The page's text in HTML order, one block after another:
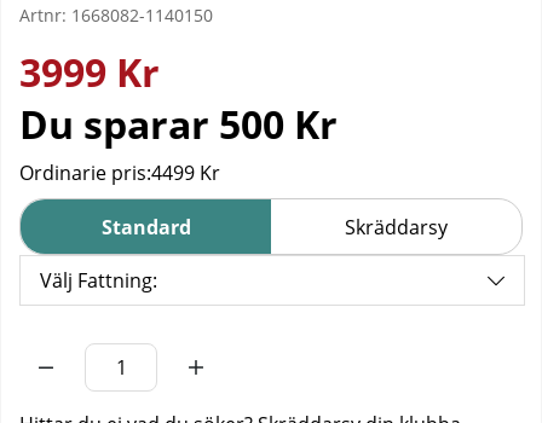
Artnr: 1668082-1140150
3999 Kr
Du sparar 500 Kr
Ordinarie pris:4499 Kr
Standard Skräddarsy
Välj Fattning: